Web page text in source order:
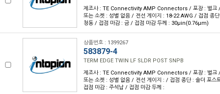
제조사 : TE Connectivity AMP Connectors / 포장 : 벌크
또는 소켓 : 성별 없음 / 전선 게이지 : 18-22 AWG / 접점 종
청동 / 접점 마감 : 금 / 접점 마감 두께 : 30µin(0.76µm)
상품번호 : 1399267
583879-4
TERM EDGE TWIN LF SLDR POST SNPB
제조사 : TE Connectivity AMP Connectors / 포장 : 벌크
또는 소켓 : 성별 없음 / 전선 게이지 : / 접점 종단 : 솔더 포스
접점 마감 : 주석납 / 접점 마감 두께 :